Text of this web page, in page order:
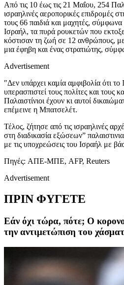
Από τις 10 έως τις 21 Μαΐου, 254
ισραηλινές αεροπορικές επιδρομές
τους 66 παιδιά και μαχητές, σύμφωνα
Ισραήλ, τα πυρά ρουκετών που
κόστισαν τη ζωή σε 12 ανθρώπους,
μια έφηβη και ένας στρατιώτης,
Advertisement
″Δεν υπάρχει καμία αμφιβολία ότι
υπερασπιστεί τους πολίτες και τους
Παλαιστίνιοι έχουν κι αυτοί
επέμεινε η Μπατσελέτ.
Τέλος, ζήτησε από τις ισραηλινές
στη διαδικασία εξώσεων”
με τις υποχρεώσεις του Ισραήλ με
Πηγές: ΑΠΕ-ΜΠΕ, AFP, Reuters
Advertisement
ΠΡΙΝ ΦΥΓΕΤΕ
Εάν όχι τώρα, πότε; Ο
την αντιμετώπιση του